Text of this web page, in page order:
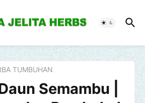
TUMBUHAN
Semambu |